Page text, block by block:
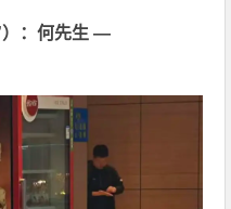
）：何先生 —